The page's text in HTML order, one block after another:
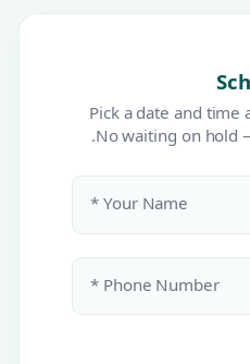
Pick a date and time
No waiting on hold
Your Name *
Phone Number *